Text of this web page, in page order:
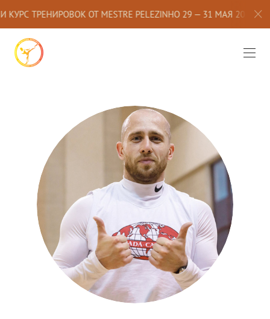
ТРЕНИРОВОК ОТ MESTRE PELEZINHO 29 — 31 МАЯ 2026